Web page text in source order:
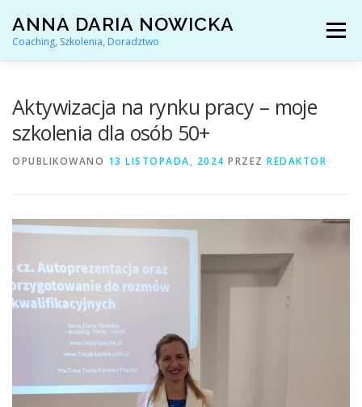
treści
ANNA DARIA NOWICKA
Coaching, Szkolenia, Doradztwo
Menu
KONTAKT
Aktywizacja na rynku pracy – moje
szkolenia dla osób 50+
OPUBLIKOWANO 13 LISTOPADA, 2024 PRZEZ REDAKTOR